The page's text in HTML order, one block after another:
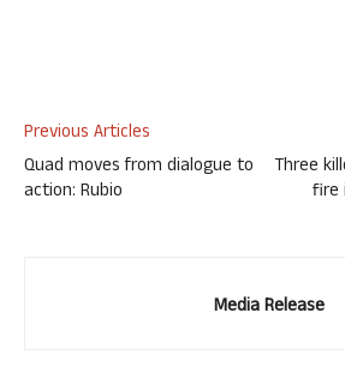
Previous Articles
Quad moves from dialogue to
action: Rubio
Three
fire
Media Release